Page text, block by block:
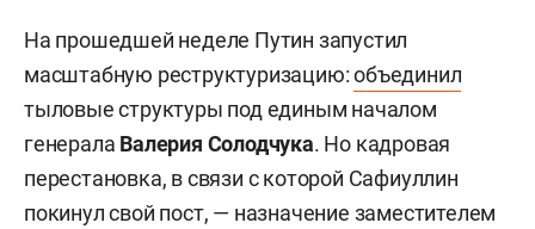
На прошедшей неделе Путин запустил
масштабную реструктуризацию:объединил
тыловые структуры под единым началом
генерала Валерия Солодчука. Но кадровая
перестановка, в связи с которой Сафиуллин
покинул свой пост, — назначение заместителем